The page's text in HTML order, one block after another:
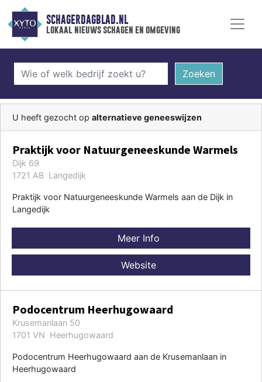
SCHAGERDAGBLAD.NL
lokaal nieuws schagen en omgeving
Zoeken
U heeft gezocht op alternatieve geneeswijzen
Praktijk voor Natuurgeneeskunde Warmels
Dijk 69
1721 AB Langedijk
Praktijk voor Natuurgeneeskunde Warmels aan de Dijk in
Langedijk
Meer Info
Website
Podocentrum Heerhugowaard
Krusemanlaan 50
1701 VN Heerhugowaard
Podocentrum Heerhugowaard aan de Krusemanlaan in
Heerhugowaard